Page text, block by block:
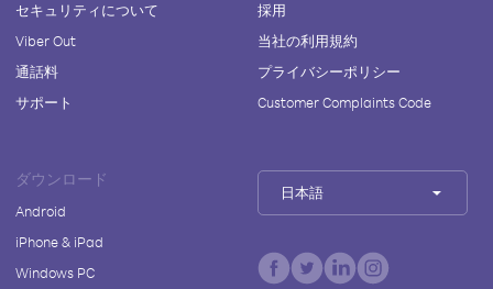
セキュリティについて
Viber Out
通話料
サポート
採用
当社の利用規約
プライバシーポリシー
Customer Complaints Code
ダウンロード
Android
iPhone & iPad
Windows PC
日本語